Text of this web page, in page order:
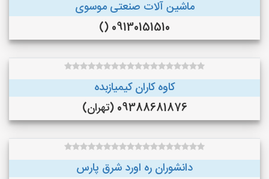
ماشین آلات صنعتی موسوی
09130151510 ()
کاوه کاران کیمیازبده
09388681876 (تهران)
دانشوران ره اورد شرق پارس